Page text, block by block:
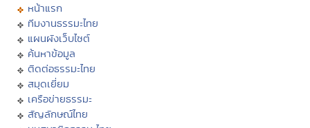
หน้าแรก
ทีมงานธรรมะไทย
แผนผังเว็บไซต์
ค้นหาข้อมูล
ติดต่อธรรมะไทย
สมุดเยี่ยม
เครือข่ายธรรมะ
สัญลักษณ์ไทย